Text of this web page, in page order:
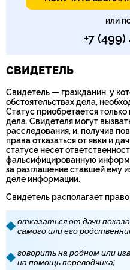
или
+7
СВИДЕТЕЛЬ
Свидетель — гражданин, у
обстоятельствах дела,
Статус приобретается
дела. Свидетеля могут
расследования, и, получив
права отказаться от явки и
статусе несет
фальсифицированную
за разглашение ставшей ему
деле информации.
Свидетель располагает
отказаться от дачи
самого или его
говорить на родном или
на помощь переводчика;